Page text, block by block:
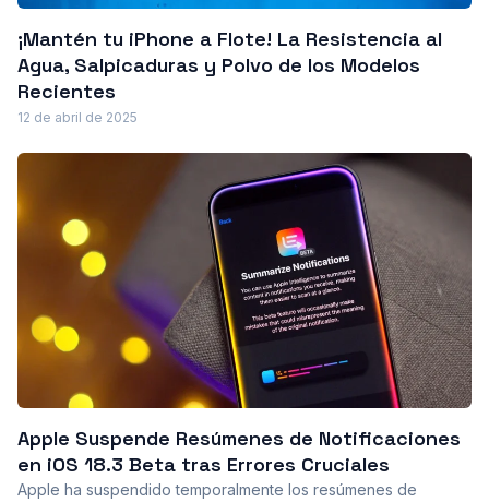
¡Mantén tu iPhone a Flote! La Resistencia al
Agua, Salpicaduras y Polvo de los Modelos
Recientes
12 de abril de 2025
Apple Suspende Resúmenes de Notificaciones
en iOS 18.3 Beta tras Errores Cruciales
Apple ha suspendido temporalmente los resúmenes de